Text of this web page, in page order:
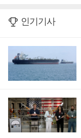
인기기사